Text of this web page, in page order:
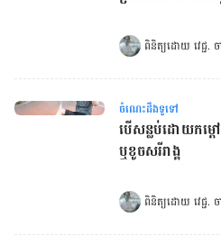
ពិនិត្យដោយ វេជ្ជ
ចំណេះដឹងទូទៅ
បើសន្លប់ដោយកម្ត
ឬខូចសរីរាង្គ
ពិនិត្យដោយ វេជ្ជ